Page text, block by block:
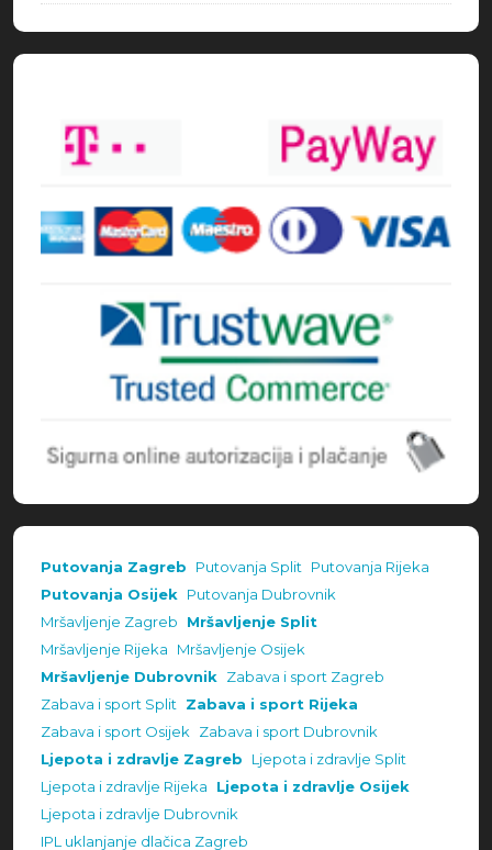
Putovanja Zagreb Putovanja Split Putovanja Rijeka
Putovanja Osijek Putovanja Dubrovnik
Mršavljenje Zagreb
Mršavljenje Split
Mršavljenje Rijeka
Mršavljenje Osijek
Mršavljenje Dubrovnik Zabava i sport Zagreb
Zabava i sport Split Zabava i sport Rijeka
Zabava i sport Osijek Zabava i sport Dubrovnik
Ljepota i zdravlje Zagreb
Ljepota i zdravlje Split
Ljepota i zdravlje Rijeka
Ljepota i zdravlje Osijek
Ljepota i zdravlje Dubrovnik
IPL uklanjanje dlačica Zagreb